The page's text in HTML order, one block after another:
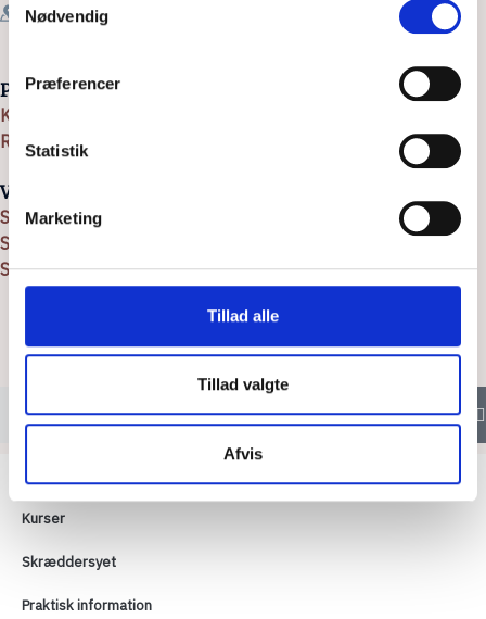
Nødvendig
Præferencer
Statistik
Marketing
Tillad alle
Tillad valgte
Afvis
Hammerensgade 1, 2. sal
Populære links
Kontakt os
Reviews fra vores kursister
Vores platforme
Softworld
Softworld Training
Softworld Learning
Kurser
Skræddersyet
Praktisk information